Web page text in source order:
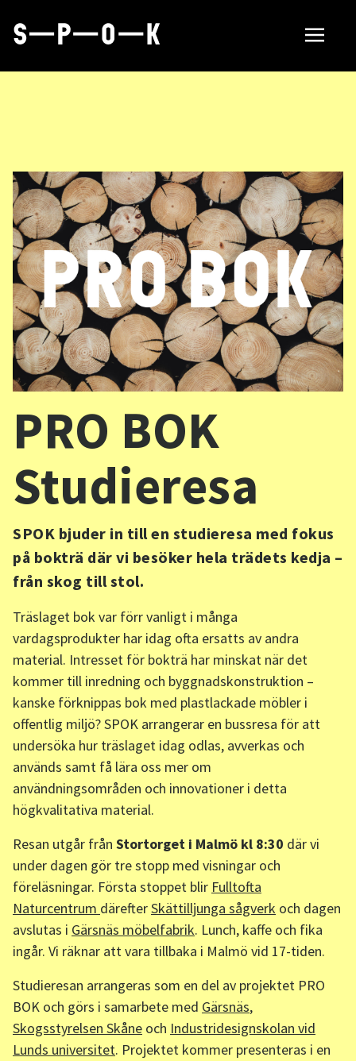
Om SPOK
Samarbeten
Aktuellt i SPOK-nätverket
Sv/En
PRO BOK
Studieresa
SPOK bjuder in till en studieresa med fokus
på bokträ där vi besöker hela trädets kedja –
från skog till stol.
Träslaget bok var förr vanligt i många
vardagsprodukter har idag ofta ersatts av andra
material. Intresset för bokträ har minskat när det
kommer till inredning och byggnadskonstruktion –
kanske förknippas bok med plastlackade möbler i
offentlig miljö? SPOK arrangerar en bussresa för att
undersöka hur träslaget idag odlas, avverkas och
används samt få lära oss mer om
användningsområden och innovationer i detta
högkvalitativa material.
Resan utgår från Stortorget i Malmö kl 8:30 där vi
under dagen gör tre stopp med visningar och
föreläsningar. Första stoppet blir Fulltofta
Naturcentrum därefterSkättilljunga sågverk och dagen
avslutas i Gärsnäs möbelfabrik. Lunch, kaffe och fika
ingår. Vi räknar att vara tillbaka i Malmö vid 17-tiden.
Studieresan arrangeras som en del av projektet PRO
BOK och görs i samarbete med Gärsnäs,
Skogsstyrelsen Skåne och Industridesignskolan vid
Lunds universitet. Projektet kommer presenteras i en